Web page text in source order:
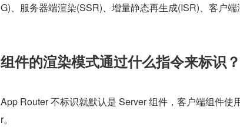
G)、服务器端渲染(SSR)、增量静态再生成(ISR)、客户端
组件的渲染模式通过什么指令来标识？
App Router 不标识就默认是 Server 组件，客户端组件使
r。